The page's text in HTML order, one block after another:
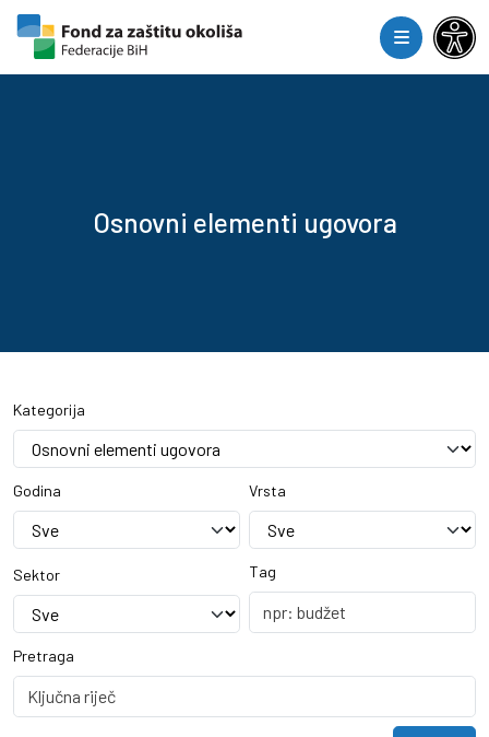
Skip to content
Skip to footer
Menu
Osnovni elementi ugovora
Kategorija
Godina Vrsta
Sektor Tag
Pretraga